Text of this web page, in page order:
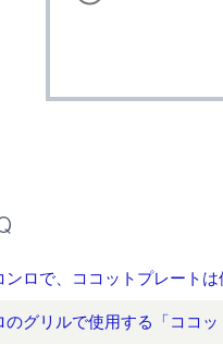
ロで、ココットプレートは
のグリルで使用する「ココ